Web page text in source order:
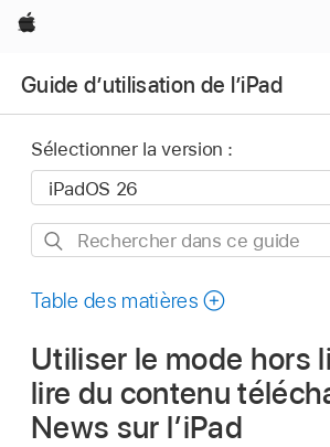
Apple
Guide d’utilisation de l’iPad
Sélectionner la version :
Rechercher
ce
Table des matières
Utiliser le mode hors
lire du contenu
News sur l’iPad